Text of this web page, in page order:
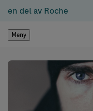
en del av Roche
Meny